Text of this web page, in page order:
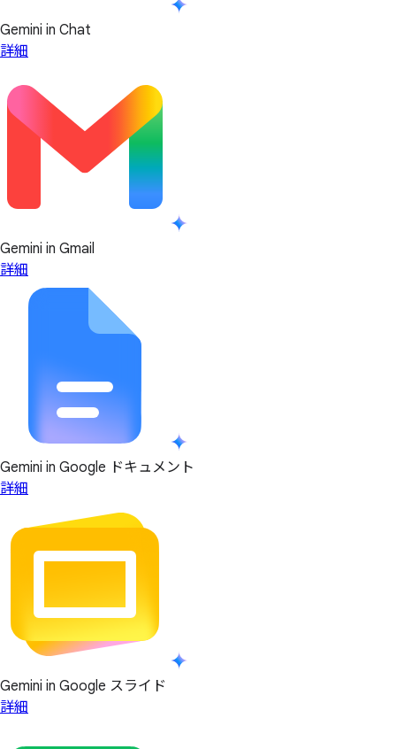
Gemini in Chat
詳細
Gemini in Gmail
詳細
Gemini in Google ドキュメント
詳細
Gemini in Google スライド
詳細